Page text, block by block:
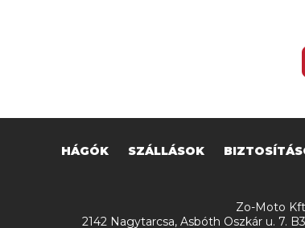
HÁGÓK SZÁLLÁSOK
Zo-Moto Kft
2142 Nagytarcsa, Asbóth Oszkár u. 7. B3